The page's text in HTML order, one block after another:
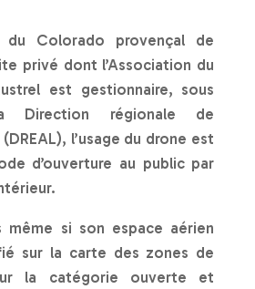
Colorado provençal de
privé dont l’Association du
est gestionnaire, sous
Direction régionale de
l’usage du drone est
d’ouverture au public par
si son espace aérien
sur la carte des zones de
la catégorie ouverte et